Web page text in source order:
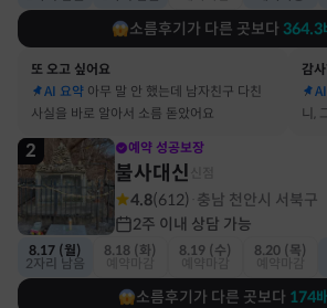
소름후기가 다른 곳보다 364.3
또 오고 싶어요
AI 요약 아무 말 안 했는데 남자친구 다친
사실을 바로 알아서 소름 돋았어요
감
니,
2 예약 성공보장
불사대신
4.8(612) 충남 천안시 서북구
2주 이내 상담 가능
8.17 (월)
2자리 남음
8.18 (화)
8.19 (수)
8.20 (목)
소름후기가 다른 곳보다 174배